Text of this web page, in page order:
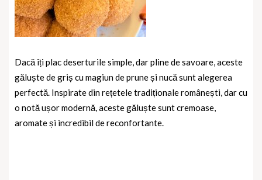
Dacă îți plac deserturile simple, dar pline de savoare, aceste
găluște de griș cu magiun de prune și nucă sunt alegerea
perfectă. Inspirate din rețetele tradiționale românești, dar cu
o notă ușor modernă, aceste găluște sunt cremoase,
aromate și incredibil de reconfortante.